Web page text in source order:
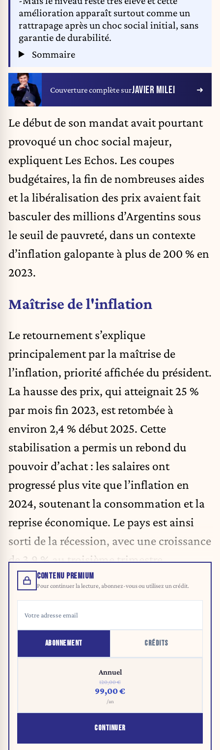
amélioration apparaît surtout comme un
rattrapage après un choc social initial, sans
garantie de durabilité.
Sommaire
Couverture complète surJAVIER MILEI
Le début de son mandat avait pourtant
provoqué un choc social majeur,
expliquent Les Echos. Les coupes
budgétaires, la fin de nombreuses aides
et la libéralisation des prix avaient fait
basculer des millions d’Argentins sous
le seuil de pauvreté, dans un contexte
d’inflation galopante à plus de 200 % en
2023.
Maîtrise de l'inflation
Le retournement s’explique
principalement par la maîtrise de
l’inflation, priorité affichée du président.
La hausse des prix, qui atteignait 25 %
par mois fin 2023, est retombée à
environ 2,4 % début 2025. Cette
stabilisation a permis un rebond du
pouvoir d’achat : les salaires ont
progressé plus vite que l’inflation en
2024, soutenant la consommation et la
reprise économique. Le pays est ainsi
sorti de la récession, avec une croissance
de 3,9 % au troisième trimestre.
CONTENU PREMIUM
Pour continuer la lecture, abonnez-vous ou utilisez un crédit.
ABONNEMENT CRÉDITS
Annuel
120,00 €
99,00 €
/an
CONTINUER